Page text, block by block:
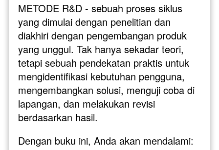
METODE R&D - sebuah proses siklus
yang dimulai dengan penelitian dan
diakhiri dengan pengembangan produk
yang unggul. Tak hanya sekadar teori,
tetapi sebuah pendekatan praktis untuk
mengidentifikasi kebutuhan pengguna,
mengembangkan solusi, menguji coba di
lapangan, dan melakukan revisi
berdasarkan hasil.
Dengan buku ini, Anda akan mendalami: